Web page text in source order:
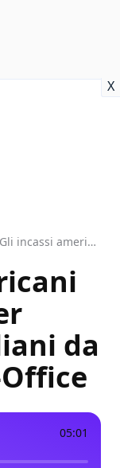
X
Gli incassi americani frenati dal Super Bowl, quelli italiani da Sanremo | Box-Office
da
05:01